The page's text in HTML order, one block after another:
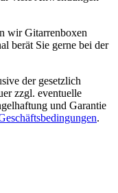
wir Gitarrenboxen
berät Sie gerne bei der
der gesetzlich
zzgl. eventuelle
und Garantie
.